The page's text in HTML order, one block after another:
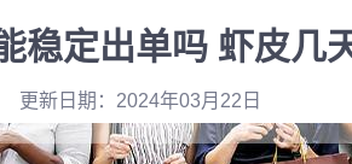
稳定出单吗 虾皮几
更新日期：2024年03月22日